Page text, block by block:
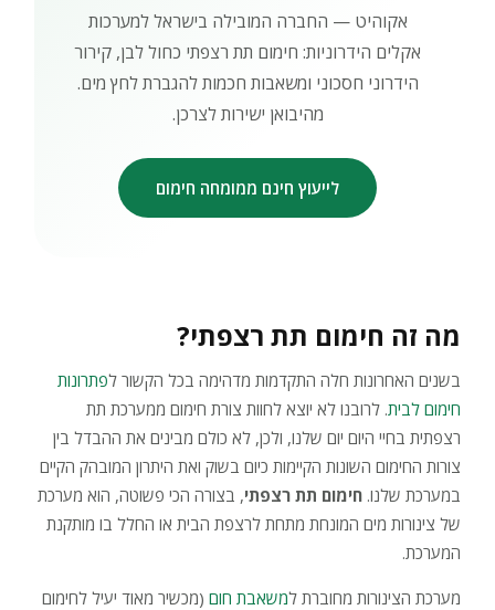
אקוהיט — החברה המובילה בישראל למערכות
אקלים הידרוניות: חימום תת רצפתי כחול לבן, קירור
הידרוני חסכוני ומשאבות חכמות להגברת לחץ מים.
מהיבואן ישירות לצרכן.
לייעוץ חינם ממומחה חימום
מה זה חימום תת רצפתי?
בשנים האחרונות חלה התקדמות מדהימה בכל הקשור לפתרונות
חימום לבית. לרובנו לא יוצא לחוות צורת חימום ממערכת תת
רצפתית בחיי היום יום שלנו, ולכן, לא כולם מבינים את ההבדל בין
צורות החימום השונות הקיימות כיום בשוק ואת היתרון המובהק הקיים
במערכת שלנו. חימום תת רצפתי, בצורה הכי פשוטה, הוא מערכת
של צינורות מים המונחת מתחת לרצפת הבית או החלל בו מותקנת
המערכת.
מערכת הצינורות מחוברת למשאבת חום (מכשיר מאוד יעיל לחימום